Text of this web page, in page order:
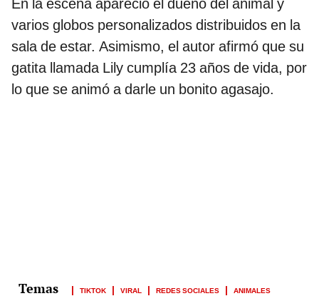
En la escena apareció el dueño del animal y
varios globos personalizados distribuidos en la
sala de estar. Asimismo, el autor afirmó que su
gatita llamada Lily cumplía 23 años de vida, por
lo que se animó a darle un bonito agasajo.
TIKTOK VIRAL REDES SOCIALES
ANIMALES